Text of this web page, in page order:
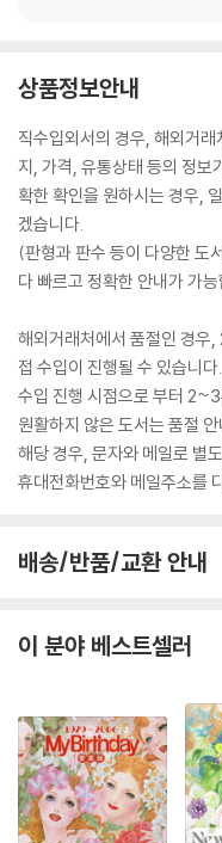
상품정보안내
직수입외서의 경우, 해외거
지, 가격, 유통상태 등의 정보
확한 확인을 원하시는 경우,
겠습니다.
(판형과 판수 등이 다양한 도
다 빠르고 정확한 안내가 가
해외거래처에서 품절인 경우
접 수입이 진행될 수 있습니다.
수입 진행 시점으로 부터
원활하지 않은 도서는 품절
해당 경우, 문자와 메일로 별
휴대전화번호와 메일주소를
배송/반품/교환 안내
이 분야 베스트셀러